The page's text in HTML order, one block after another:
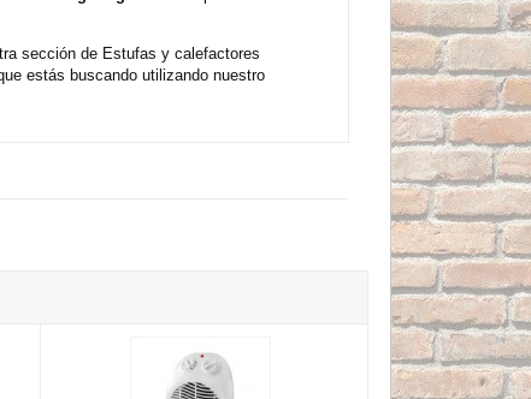
sección de Estufas y calefactores
estás buscando utilizando nuestro
BN4110 de 2000W